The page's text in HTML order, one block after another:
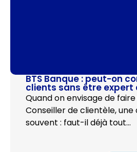
BTS Banque : peut-on
clients sans être expert
Quand on envisage de faire
Conseiller de clientèle,
souvent : faut-il déjà tout…